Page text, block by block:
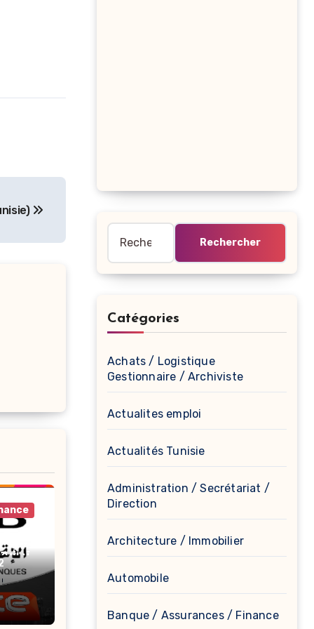
Catégories
Achats / Logistique
Gestionnaire / Archiviste
Actualites emploi
Actualités Tunisie
Administration / Secrétariat /
Direction
Architecture / Immobilier
Automobile
Banque / Assurances / Finance